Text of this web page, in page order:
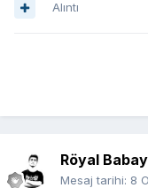
Alıntı
Röyal
Mesaj tarihi: 8